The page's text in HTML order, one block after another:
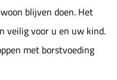
blijven doen. Het
veilig voor u en uw kind.
met borstvoeding